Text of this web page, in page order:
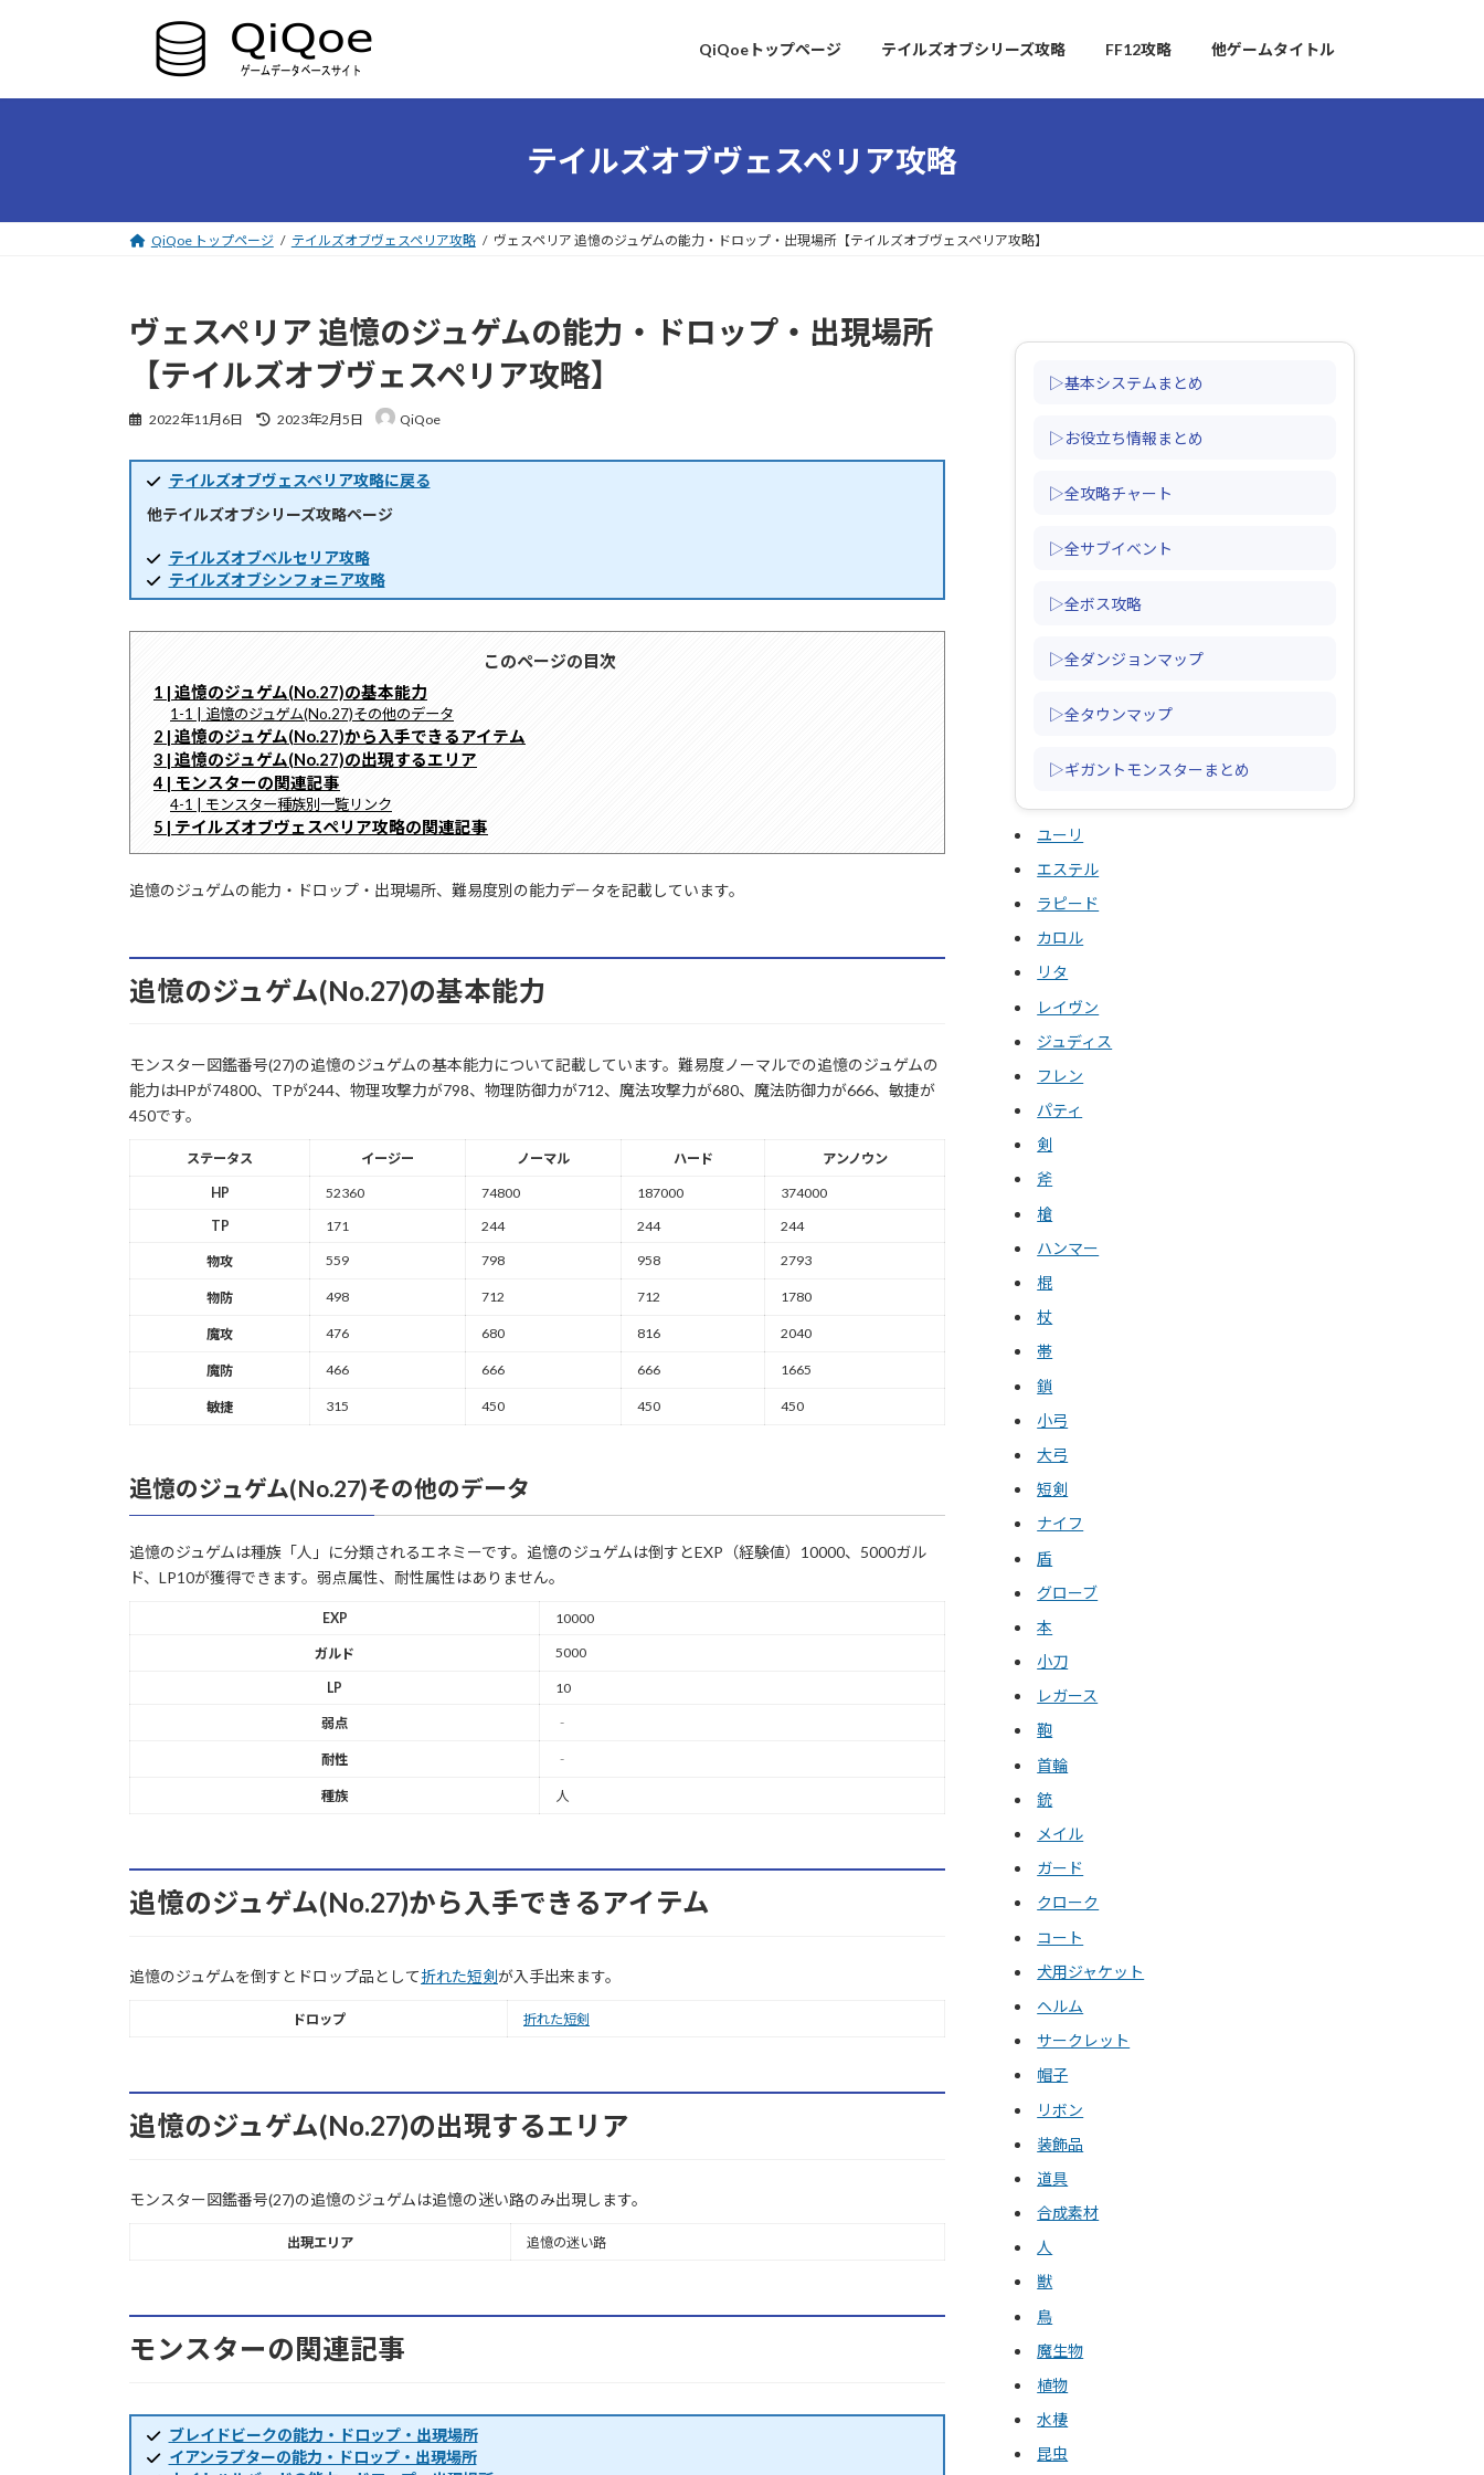
ツ
シ
QiQoeトップページ テイルズオブシリーズ攻略 FF12攻略 他ゲームタイトル
テイルズオブヴェスペリア攻略
QiQoe トップページ テイルズオブヴェスペリア攻略 ヴェスペリア 追憶のジュゲムの能力・ドロップ・出現場所【テイルズオブヴェスペリア攻略】
ヴェスペリア 追憶のジュゲムの能力・ドロップ・出現場所
【テイルズオブヴェスペリア攻略】
2022年11月6日
最
新
日
時
2023年2月5日 QiQoe
テイルズオブヴェスペリア攻略に戻る
他テイルズオブシリーズ攻略ページ
テイルズオブベルセリア攻略
テイルズオブシンフォニア攻略
このページの目次
1 | 追憶のジュゲム(No.27)の基本能力
1-1 | 追憶のジュゲム(No.27)その他のデータ
2 | 追憶のジュゲム(No.27)から入手できるアイテム
3 | 追憶のジュゲム(No.27)の出現するエリア
4 | モンスターの関連記事
4-1 | モンスター種族別一覧リンク
5 | テイルズオブヴェスペリア攻略の関連記事
追憶のジュゲムの能力・ドロップ・出現場所、難易度別の能力データを記載しています。
追憶のジュゲム(No.27)の基本能力
モンスター図鑑番号(27)の追憶のジュゲムの基本能力について記載しています。難易度ノーマルでの追憶のジュゲムの
能力はHPが74800、TPが244、物理攻撃力が798、物理防御力が712、魔法攻撃力が680、魔法防御力が666、敏捷が
450です。
ステータス イージー ノーマル ハード アンノウン
HP 52360 74800 187000
374000
TP
171 244 244 244
物攻 559 798 958 2793
物防 498 712 712 1780
魔攻 476 680 816 2040
魔防 466 666 666 1665
敏捷 315 450 450 450
追憶のジュゲム(No.27)その他のデータ
追憶のジュゲムは種族「人」に分類されるエネミーです。追憶のジュゲムは倒すとEXP（経験値）10000、5000ガル
ド、LP10が獲得できます。弱点属性、耐性属性はありません。
EXP 10000
ガルド 5000
LP 10
弱点 ‐
耐性 ‐
種族 人
追憶のジュゲム(No.27)から入手できるアイテム
追憶のジュゲムを倒すとドロップ品として折れた短剣が入手出来ます。
ドロップ 折れた短剣
追憶のジュゲム(No.27)の出現するエリア
モンスター図鑑番号(27)の追憶のジュゲムは追憶の迷い路のみ出現します。
出現エリア 追憶の迷い路
モンスターの関連記事
ブレイドビークの能力・ドロップ・出現場所
イアンラプターの能力・ドロップ・出現場所
▷基本システムまとめ
▷お役立ち情報まとめ
▷全攻略チャート
▷全サブイベント
▷全ボス攻略
▷全ダンジョンマップ
▷全タウンマップ
▷ギガントモンスターまとめ
ユーリ
エステル
ラピード
カロル
リタ
レイヴン
ジュディス
フレン
パティ
剣
斧
槍
ハンマー
棍
杖
帯
鎖
小弓
大弓
短剣
ナイフ
盾
グローブ
本
小刀
レガース
鞄
首輪
銃
メイル
ガード
クローク
コート
犬用ジャケット
ヘルム
サークレット
帽子
リボン
装飾品
道具
合成素材
人
獣
鳥
魔生物
植物
水棲
昆虫